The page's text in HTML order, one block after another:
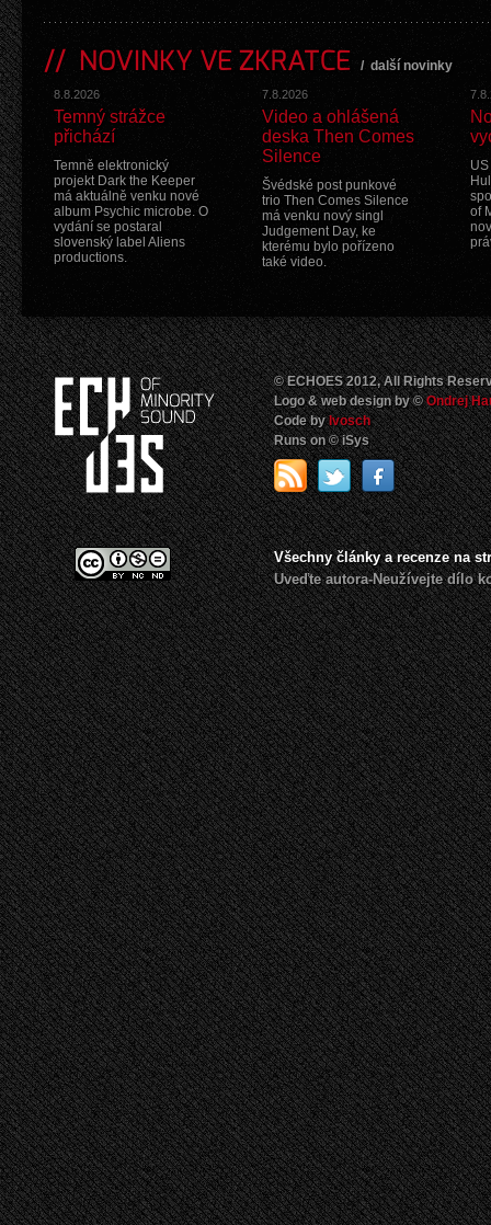
NOVINKY VE ZKRATCE / další novinky
8.8.2026
Temný strážce
přichází
Temně elektronický
projekt Dark the Keeper
má aktuálně venku nové
album Psychic microbe. O
vydání se postaral
slovenský label Aliens
productions.
7.8.2026
Video a ohlášená
deska Then Comes
Silence
Švédské post punkové
trio Then Comes Silence
má venku nový singl
Judgement Day, ke
kterému bylo pořízeno
také video.
of
© ECHOES 2012, All Rights
Logo & web design by ©Ondrej
Code byIvosch
Runs on © iSys
Všechny články a recenze na
Uveďte autora-Neužívejte dílo